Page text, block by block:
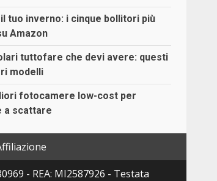
il tuo inverno: i cinque bollitori più
Amazon
tuttofare che devi avere: questi
modelli
fotocamere low-cost per
a scattare
- REA: MI2587926 - Testata